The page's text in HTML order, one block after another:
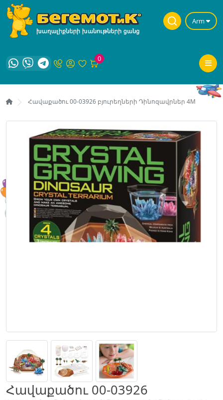
Arm
0
Հավաքածու 00-03926 բյուրեղների Դինոզավրներ 4M
Հավաքածու 00-03926